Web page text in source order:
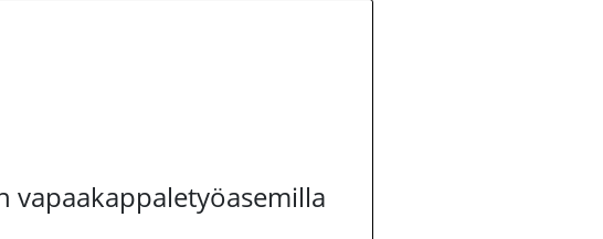
vapaakappaletyöasemilla